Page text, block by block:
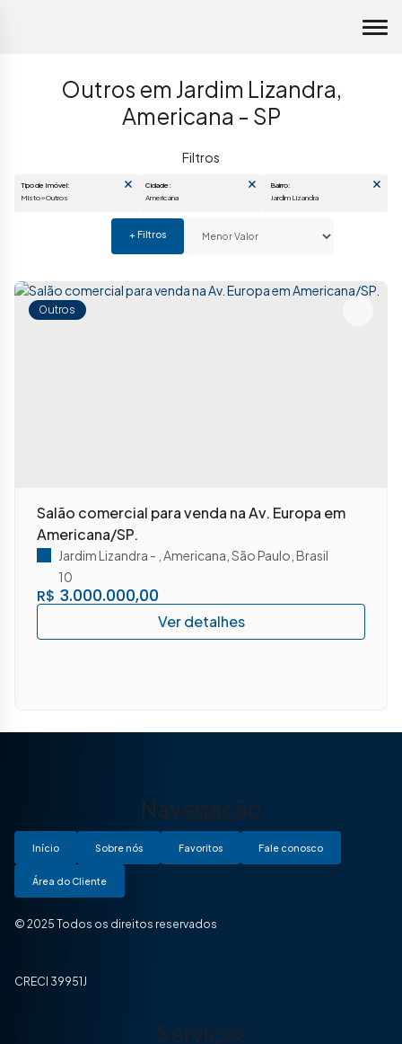
Outros em Jardim Lizandra,
Americana - SP
Americana
Outros
Salão comercial para venda na Av. Europa em
Americana/SP.
R$ 3.000.000,00
Jardim Lizandra Americana São Paulo Brasil
10
Navegação
Início Sobre nós Favoritos Fale conosco
Área do Cliente
© 2025 Todos os direitos reservados
CRECI 39951J
Serviços